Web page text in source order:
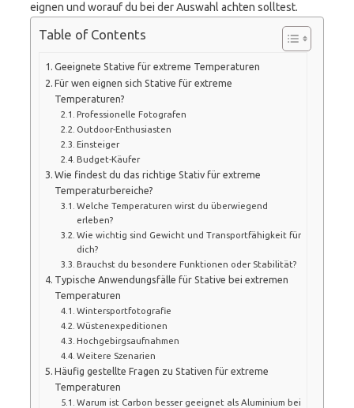
eignen und worauf du bei der Auswahl achten solltest.
Table of Contents
Geeignete Stative für extreme Temperaturen
Für wen eignen sich Stative für extreme
Temperaturen?
Professionelle Fotografen
Outdoor-Enthusiasten
Einsteiger
Budget-Käufer
Wie findest du das richtige Stativ für extreme
Temperaturbereiche?
Welche Temperaturen wirst du überwiegend
erleben?
Wie wichtig sind Gewicht und Transportfähigkeit für
dich?
Brauchst du besondere Funktionen oder Stabilität?
Typische Anwendungsfälle für Stative bei extremen
Temperaturen
Wintersportfotografie
Wüstenexpeditionen
Hochgebirgsaufnahmen
Weitere Szenarien
Häufig gestellte Fragen zu Stativen für extreme
Temperaturen
Warum ist Carbon besser geeignet als Aluminium bei